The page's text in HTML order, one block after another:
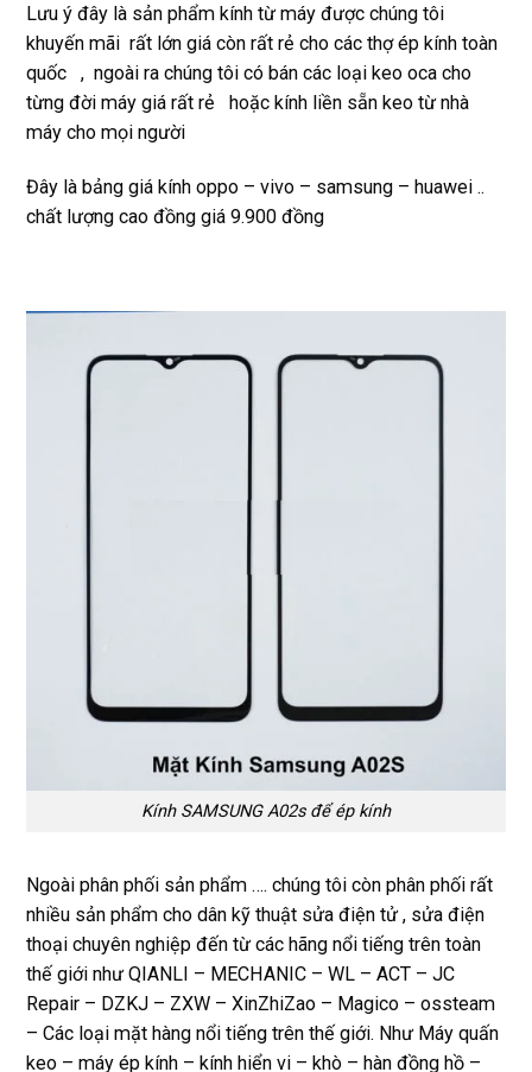
Rất
tôt
Lưu ý đây là sản phẩm kính từ máy được chúng tôi
khuyến mãi rất lớn giá còn rất rẻ cho các thợ ép kính toàn
quốc , ngoài ra chúng tôi có bán các loại keo oca cho
từng đời máy giá rất rẻ hoặc kính liền sẵn keo từ nhà
máy cho mọi người
Đây là bảng giá kính oppo – vivo – samsung – huawei ..
chất lượng cao đồng giá 9.900 đồng
Kính SAMSUNG A02s để ép kính
Ngoài phân phối sản phẩm …. chúng tôi còn phân phối rất
nhiều sản phẩm cho dân kỹ thuật sửa điện tử , sửa điện
thoại chuyên nghiệp đến từ các hãng nổi tiếng trên toàn
thế giới như QIANLI – MECHANIC – WL – ACT – JC
Repair – DZKJ – ZXW – XinZhiZao – Magico – ossteam
– Các loại mặt hàng nổi tiếng trên thế giới. Như Máy quấn
keo – máy ép kính – kính hiển vi – khò – hàn đồng hồ –